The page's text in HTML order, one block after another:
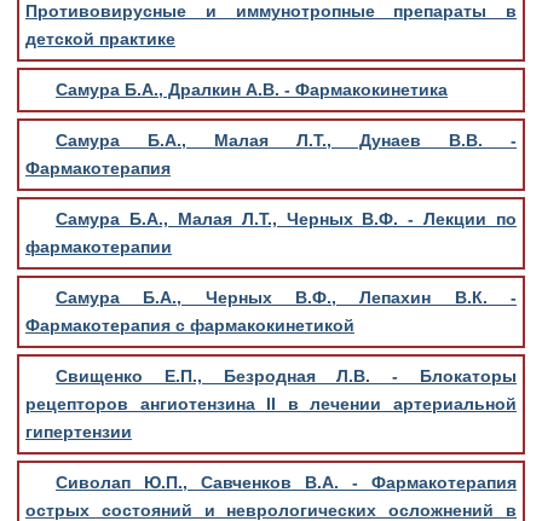
Противовирусные и иммунотропные препараты в
детской практике
Самура Б.А., Дралкин А.В. - Фармакокинетика
Самура Б.А., Малая Л.Т., Дунаев В.В. -
Фармакотерапия
Самура Б.А., Малая Л.Т., Черных В.Ф. - Лекции по
фармакотерапии
Самура Б.А., Черных В.Ф., Лепахин В.К. -
Фармакотерапия с фармакокинетикой
Свищенко Е.П., Безродная Л.В. - Блокаторы
рецепторов ангиотензина II в лечении артериальной
гипертензии
Сиволап Ю.П., Савченков В.А. - Фармакотерапия
острых состояний и неврологических осложнений в